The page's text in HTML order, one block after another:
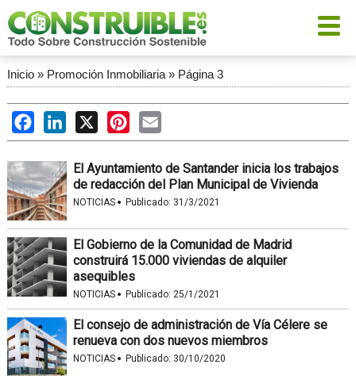
Inicio» Promoción Inmobiliaria» Página 3
FacebookLinkedIn
X PinterestEmail
El Ayuntamiento de Santander inicia los trabajos
de redacción del Plan Municipal de Vivienda
NOTICIAS · Publicado: 31/3/2021
El Gobierno de la Comunidad de Madrid
construirá 15.000 viviendas de alquiler
asequibles
NOTICIAS · Publicado: 25/1/2021
El consejo de administración de Vía Célere se
renueva con dos nuevos miembros
NOTICIAS · Publicado: 30/10/2020